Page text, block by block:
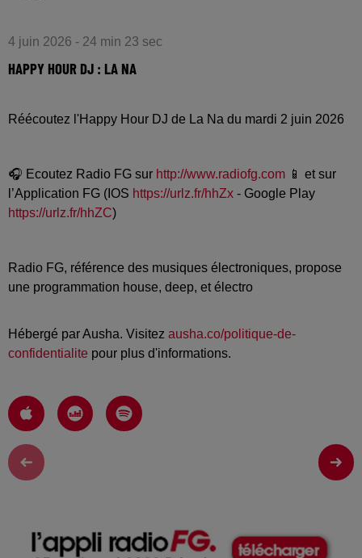
4 juin 2026 - 24 min 23 sec
HAPPY HOUR DJ : LA NA
Réécoutez l'Happy Hour DJ de La Na du mardi 2 juin 2026
🎧 Ecoutez Radio FG sur http://www.radiofg.com 📱 et sur
l’Application FG (IOS https://urlz.fr/hhZx - Google Play
https://urlz.fr/hhZC)
Radio FG, référence des musiques électroniques, propose
une programmation house, deep, et électro
Hébergé par Ausha. Visitez ausha.co/politique-de-
confidentialite pour plus d'informations.